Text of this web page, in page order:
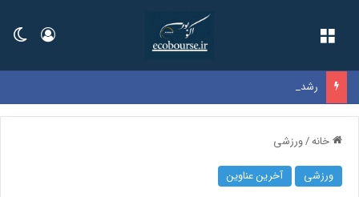
ورود
خانه/ورزشی
ورزشی آخرین عناوین